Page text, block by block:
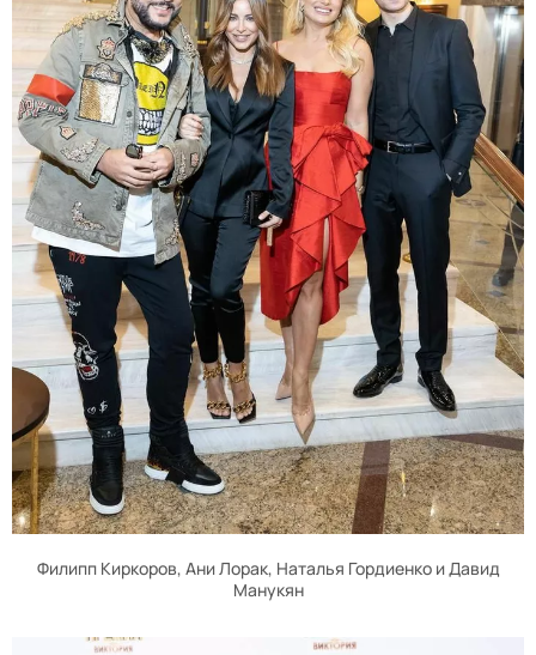
Филипп Киркоров, Ани Лорак, Наталья Гордиенко и Давид
Манукян